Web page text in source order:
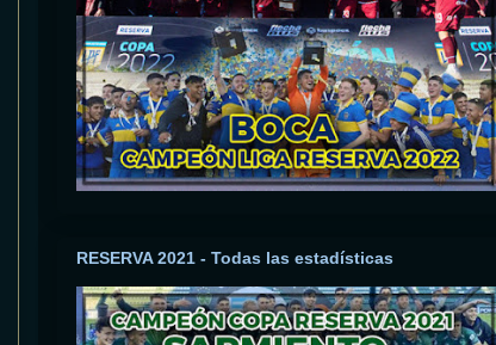
RESERVA 2021 - Todas las estadísticas